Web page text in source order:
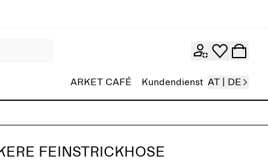
ARKET CAFÉ Kundendienst AT | DE
FEINSTRICKHOSE